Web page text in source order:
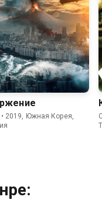
2019, Южная Корея,